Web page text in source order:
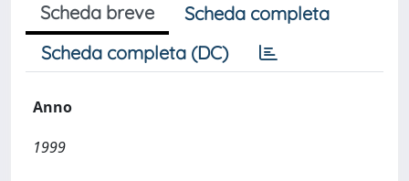
Scheda breve
Scheda completa
Scheda completa (DC)
Anno
1999